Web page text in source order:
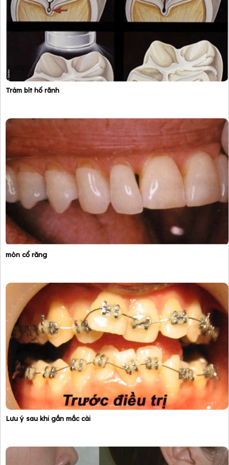
Trám bít hố rãnh
mòn cổ răng
Lưu ý sau khi gắn mắc cài